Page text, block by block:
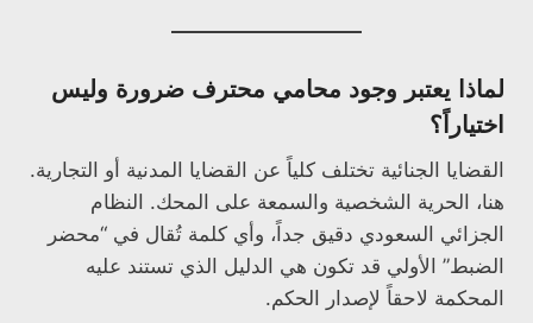
لماذا يعتبر وجود محامي محترف ضرورة وليس
اختياراً؟
القضايا الجنائية تختلف كلياً عن القضايا المدنية أو التجارية.
هنا، الحرية الشخصية والسمعة على المحك. النظام
الجزائي السعودي دقيق جداً، وأي كلمة تُقال في “محضر
الضبط” الأولي قد تكون هي الدليل الذي تستند عليه
المحكمة لاحقاً لإصدار الحكم.